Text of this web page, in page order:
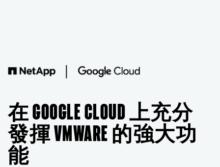
在 GOOGLE CLOUD 上充分
發揮 VMWARE 的強大功
能